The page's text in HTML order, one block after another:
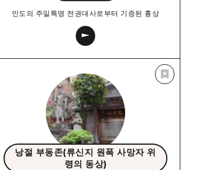
인도의 주일특명 전권대사로부터 기증된 흉상
낭절 부동존(류신지 원폭 사망자 위
령의 동상)